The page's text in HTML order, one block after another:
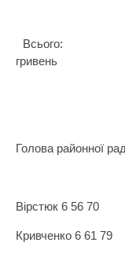
Всього:
гривень
Голова районної
Вірстюк 6 56 70
Кривченко 6 61 79